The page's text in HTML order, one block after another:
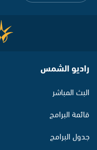
راديو الشمس
البث المباشر
قائمة البرامج
جدول البرامج